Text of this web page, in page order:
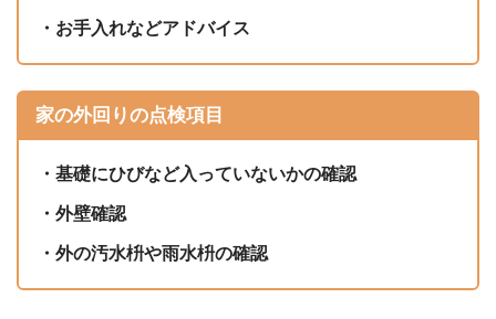
・お手入れなどアドバイス
家の外回りの点検項目
・基礎にひびなど入っていないかの確認
・外壁確認
・外の汚水枡や雨水枡の確認